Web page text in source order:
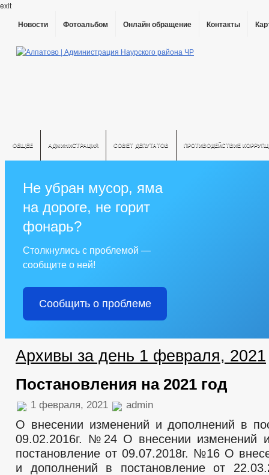
exit
Новости Фотоальбом Онлайн обращение Контакты
ОБЩЕЕ АДМИНИСТРАЦИЯ СОВЕТ ДЕПУТАТОВ ПРОТИВОДЕЙСТВИЕ
Не убран мусор, яма
на дороге, не горит
фонарь?
Столкнулись с проблемой —
сообщите о ней!
Сообщить о проблеме
Архивы за день 1 февраля, 2021
Постановления на 2021 год
1 февраля, 2021 admin
О внесении изменений и дополнений в
09.02.2016г. №24 О внесении изменений
постановление от 09.07.2018г. №16 О
и дополнений в постановление от